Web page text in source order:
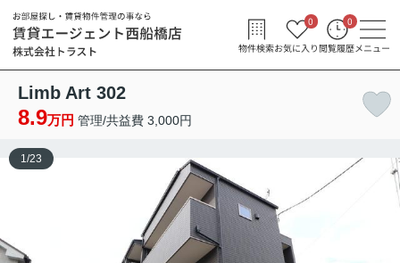
物件検索お気に入り
0
閲覧履歴
0
メニュー
Limb Art 302
8.9万円 管理/共益費 3,000円
1/23